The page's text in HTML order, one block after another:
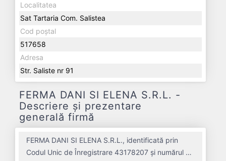
Localitatea
Sat Tartaria Com. Salistea
Cod poștal
517658
Adresa
Str. Saliste nr 91
FERMA DANI SI ELENA S.R.L. -
Descriere și prezentare
generală firmă
FERMA DANI SI ELENA S.R.L., identificată prin
Codul Unic de Înregistrare 43178207 și numărul de